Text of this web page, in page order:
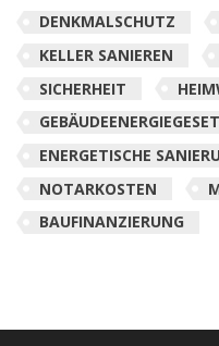
DENKMALSCHUTZ
KELLER SANIEREN
SICHERHEIT
ENERGETISCHE
NOTARKOSTEN
BAUFINANZIERUNG